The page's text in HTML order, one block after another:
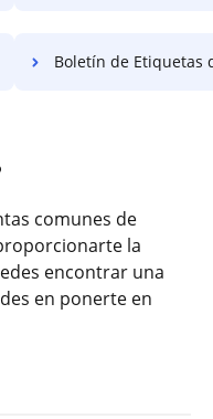
Boletín de Etiquetas de
comunes de
la
encontrar una
en ponerte en